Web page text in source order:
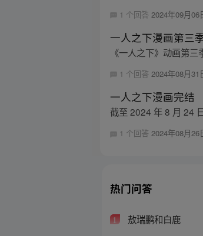
1 个回答 2024年09月06
一人之下漫画第三
《一人之下》动画第
1 个回答2024年08月31
一人之下漫画完结
截至 2024 年 8 月 24
1 个回答2024年08月26
热门问答
1 敖瑞鹏和白鹿